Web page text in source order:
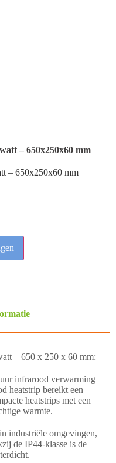
– 650x250x60 mm
– 650x250x60 mm
– 650 x 250 x 60 mm:
infrarood verwarming
heatstrip bereikt een
heatstrips met een
warmte.
industriële omgevingen,
de IP44-klasse is de